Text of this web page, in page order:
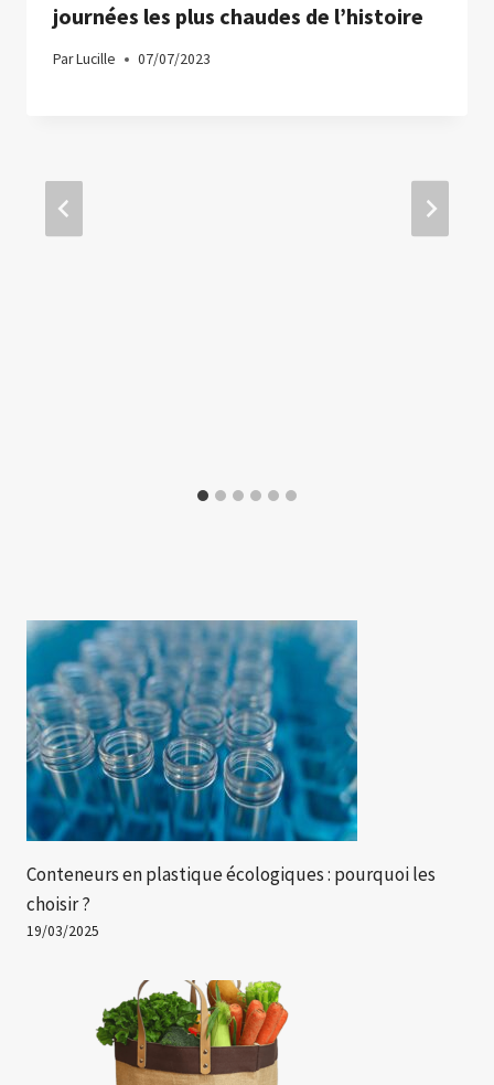
journées les plus chaudes de l’histoire
ParLucille 07/07/2023
Conteneurs en plastique écologiques : pourquoi les
choisir ?
19/03/2025